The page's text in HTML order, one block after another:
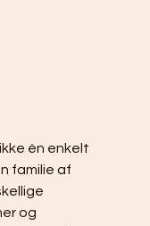
én enkelt
familie af
og